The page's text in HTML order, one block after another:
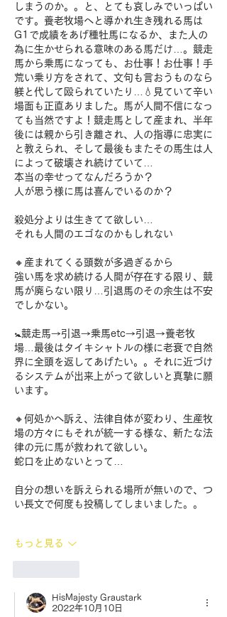
しまうのか。。と、とても哀しみでいっぱい
です。養老牧場へと導かれ生き残れる馬は
G1で成績をあげ種牡馬になるか、また人の
為に生かせられる意味のある馬だけ…。競走
馬から乗馬になっても、お仕事！お仕事！手
荒い乗り方をされて、文句も言おうものなら
躾と代して殴られていたり…💧見ていて辛い
場面も正直ありました。馬が人間不信になっ
ても当然ですよ！競走馬として産まれ、半年
後には親から引き離され、人の指導に忠実に
と教えられ、そして最後もまたその馬生は人
によって破壊され続けていて…
本当の幸せってなんだろうか？
人が思う様に馬は喜んでいるのか？
殺処分よりは生きてて欲しい…
それも人間のエゴなのかもしれない
🔸産まれてくる頭数が多過ぎるから
強い馬を求め続ける人間が存在する限り、競
馬が廃らない限り…引退馬のその余生は不安
でしかない。
🚼競走馬→引退→乗馬etc→引退→養老牧
場…最後はタイキシャトルの様に老衰で自然
界に全頭を返してあげたい。。それに近づけ
るシステムが出来上がって欲しいと真摯に願
います。
🔸何処かへ訴え、法律自体が変わり、生産牧
場の方々にもそれが統一する様な、新たな法
律の元に馬が救われて欲しい。
蛇口を止めないとって…
自分の想いを訴えられる場所が無いので、つ
い長文で何度も投稿してしまいました。。
もっと見る
HisMajesty Graustark
2022年10月10日